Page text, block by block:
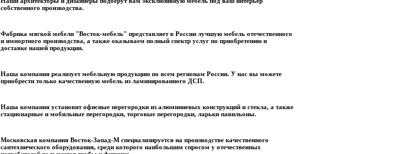
собственного производства.
Фабрика мягкой мебели "Восток-мебель" представляет в России лучшую мебель отечественного
и импортного производства, а также оказываем полный спектр услуг по приобретению и
доставке нашей продукции.
Наша компания реализует мебельную продукцию по всем регионам России. У нас вы можете
приобрести только качественную мебель из ламинированного ДСП.
Наша компания установит офисные перегородки из алюминиевых конструкций и стекла, а также
стационарные и мобильные перегородки, торговые перегородки, ларьки павильоны.
Московская компания Восток-Запад-М специализируется на производстве качественного
сантехнического оборудования, среди которого наибольшим спросом у отечественных